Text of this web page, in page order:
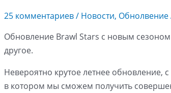
25 комментариев/ Новости, Обнолвение
Обновление Brawl Stars с новым
другое.
Невероятно крутое летнее обновление,
в котором мы сможем получить